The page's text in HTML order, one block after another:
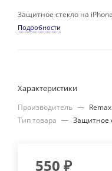
Защитное стекло на
Подробности
Характеристики
Производитель — Remax
Тип товара — Защитное
550 ₽